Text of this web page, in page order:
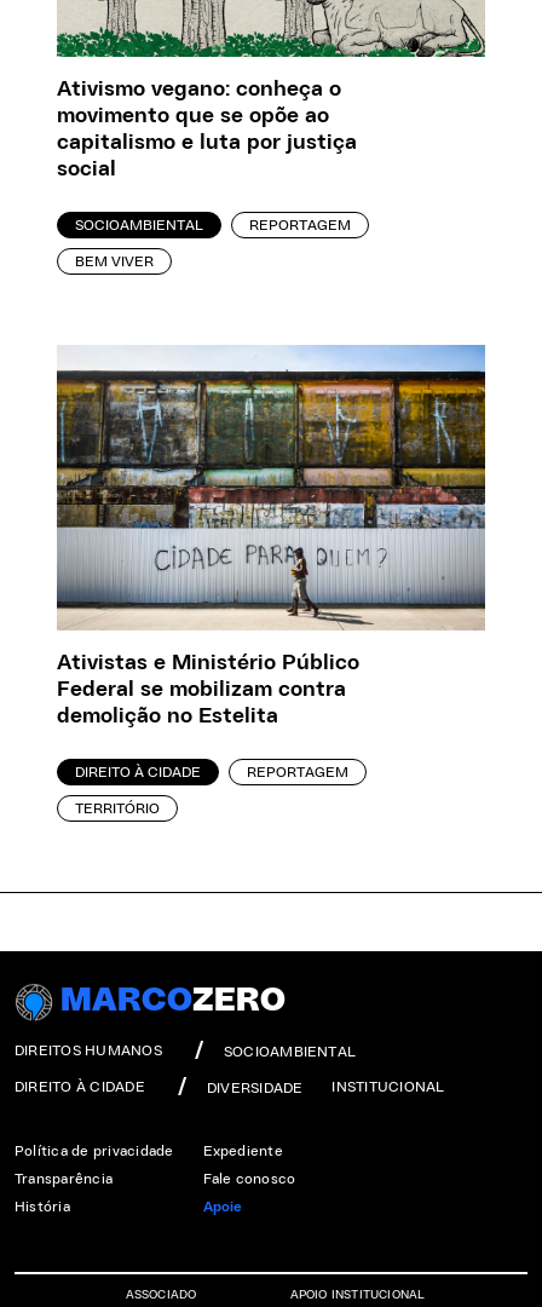
Ativismo vegano: conheça o
movimento que se opõe ao
capitalismo e luta por justiça
social
SOCIOAMBIENTAL REPORTAGEM
BEM VIVER
Ativistas e Ministério Público
Federal se mobilizam contra
demolição no Estelita
DIREITO À CIDADE REPORTAGEM
TERRITÓRIO
MARCOZERO
DIREITOS HUMANOS SOCIOAMBIENTAL
DIREITO À CIDADE DIVERSIDADE INSTITUCIONAL
Política de privacidade
Transparência
História
Expediente
Fale conosco
Apoie
ASSOCIADO APOIO INSTITUCIONAL